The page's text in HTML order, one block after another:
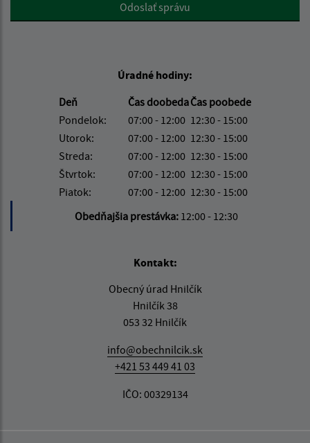
Odoslať správu
Úradné hodiny:
Deň
Čas doobedaČas poobede
Pondelok:
07:00 - 12:00 12:30 - 15:00
Utorok:
07:00 - 12:00 12:30 - 15:00
Streda:
07:00 - 12:00 12:30 - 15:00
Štvrtok:
07:00 - 12:00 12:30 - 15:00
Piatok:
07:00 - 12:00 12:30 - 15:00
Obedňajšia prestávka: 12:00 - 12:30
Kontakt:
Obecný úrad Hnilčík
Hnilčík 38
053 32 Hnilčík
info@obechnilcik.sk
+421 53 449 41 03
IČO: 00329134